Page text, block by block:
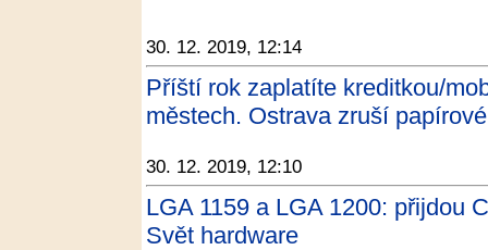
30. 12. 2019, 12:14
Příští rok zaplatíte kreditkou/
městech. Ostrava zruší
30. 12. 2019, 12:10
LGA 1159 a LGA 1200: přijdou
Svět hardware